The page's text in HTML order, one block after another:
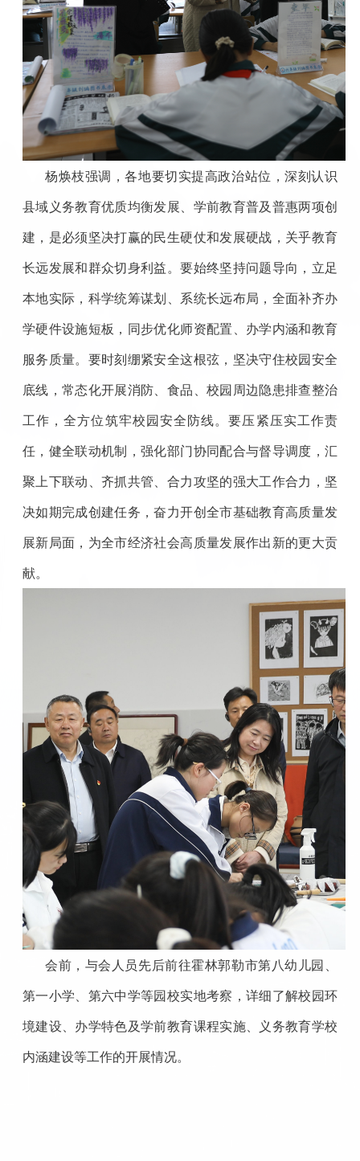
杨焕枝强调，各地要切实提高政治站位，深刻认识
县域义务教育优质均衡发展、学前教育普及普惠两项创
建，是必须坚决打赢的民生硬仗和发展硬战，关乎教育
长远发展和群众切身利益。要始终坚持问题导向，立足
本地实际，科学统筹谋划、系统长远布局，全面补齐办
学硬件设施短板，同步优化师资配置、办学内涵和教育
服务质量。要时刻绷紧安全这根弦，坚决守住校园安全
底线，常态化开展消防、食品、校园周边隐患排查整治
工作，全方位筑牢校园安全防线。要压紧压实工作责
任，健全联动机制，强化部门协同配合与督导调度，汇
聚上下联动、齐抓共管、合力攻坚的强大工作合力，坚
决如期完成创建任务，奋力开创全市基础教育高质量发
展新局面，为全市经济社会高质量发展作出新的更大贡
献。
会前，与会人员先后前往霍林郭勒市第八幼儿园、
第一小学、第六中学等园校实地考察，详细了解校园环
境建设、办学特色及学前教育课程实施、义务教育学校
内涵建设等工作的开展情况。